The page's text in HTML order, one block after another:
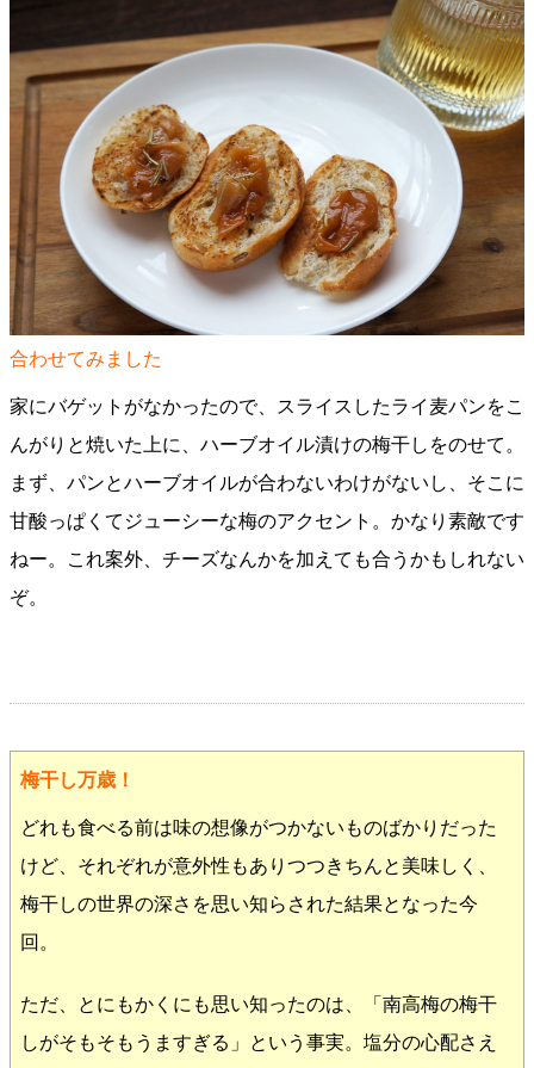
合わせてみました
家にバゲットがなかったので、スライスしたライ麦パンをこ
んがりと焼いた上に、ハーブオイル漬けの梅干しをのせて。
まず、パンとハーブオイルが合わないわけがないし、そこに
甘酸っぱくてジューシーな梅のアクセント。かなり素敵です
ねー。これ案外、チーズなんかを加えても合うかもしれない
ぞ。
梅干し万歳！
どれも食べる前は味の想像がつかないものばかりだった
けど、それぞれが意外性もありつつきちんと美味しく、
梅干しの世界の深さを思い知らされた結果となった今
回。
ただ、とにもかくにも思い知ったのは、「南高梅の梅干
しがそもそもうますぎる」という事実。塩分の心配さえ